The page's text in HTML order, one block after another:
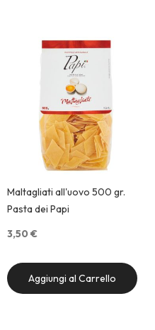
Maltagliati all'uovo 500 gr.
Pasta dei Papi
3,50 €
Aggiungi al Carrello